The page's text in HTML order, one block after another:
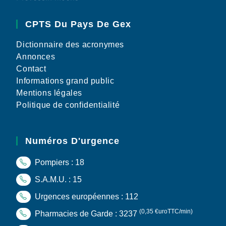
CPTS Du Pays De Gex
Dictionnaire des acronymes
Annonces
Contact
Informations grand public
Mentions légales
Politique de confidentialité
Numéros D'urgence
Pompiers : 18
S.A.M.U. : 15
Urgences européennes : 112
Pharmacies de Garde : 3237(0,35 €uroTTC/min)